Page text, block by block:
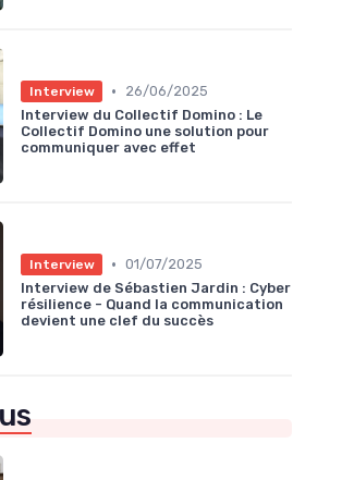
Interview •
26/06/2025
Interview du Collectif Domino : Le
Collectif Domino une solution pour
communiquer avec effet
Interview • 01/07/2025
Interview de Sébastien Jardin : Cyber
résilience - Quand la communication
devient une clef du succès